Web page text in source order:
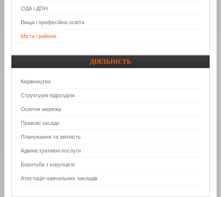
ОДА і ДОН
Вища і професійна освіта
Міста і райони
ДІЯЛЬНІСТЬ
Керівництво
Структурні підрозділи
Освітня мережа
Правові засади
Планування та звітність
Адміністративні послуги
Боротьба з корупцією
Атестація навчальних закладів